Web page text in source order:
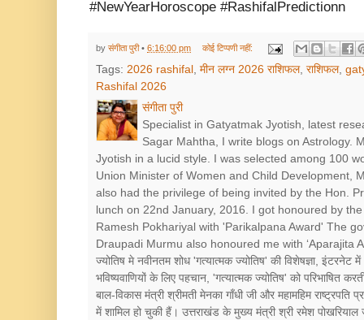
#NewYearHoroscope #RashifalPredictionn
by संगीता पुरी• 6:16:00 pm कोई टिप्पणी नहीं:
Tags: 2026 rashifal , मीन लग्न 2026 राशिफल, राशिफल,
Rashifal 2026
संगीता पुरी
Specialist in Gatyatmak Jyotish, latest
Sagar Mahtha, I write blogs on Astrology.
Jyotish in a lucid style. I was selected among 100
Union Minister of Women and Child Development,
also had the privilege of being invited by the Hon.
lunch on 22nd January, 2016. I got honoured by
Ramesh Pokhariyal with 'Parikalpana Award' The
Draupadi Murmu also honoured me with ‘Aparajita
ज्योतिष मे नवीनतम शोध 'गत्यात्मक ज्योतिष' की विशेषज्ञा,
भविष्यवाणियों के लिए पहचान, 'गत्यात्मक ज्योतिष' को परिभाषित
बाल-विकास मंत्री श्रीमती मेनका गाँधी जी और महामहिम
में शामिल हो चुकी हैं। उत्तराखंड के मुख्य मंत्री श्री रमेश पोखरियाल